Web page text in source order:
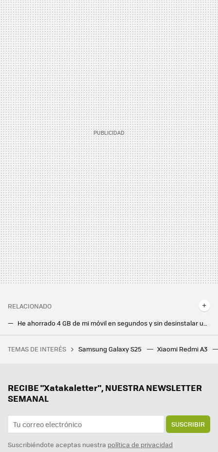
RELACIONADO
He ahorrado 4 GB de mi móvil en segundos y sin desinstalar una sola app. Android 15 tiene la solución
Tu Samsung Galaxy te deja leer los mensajes borrados de WhatsApp, pero primero debes hacer esto
Conseguir un God Pack en Pokémon TCG Pocket es más sencillo de lo que parece, y tras haber probado este truco he conseguido completar el índice de cartas
TEMAS DE INTERÉS Samsung Galaxy S25 Xiaomi Redmi A3
RECIBE "Xatakaletter", NUESTRA NEWSLETTER
SEMANAL
SUSCRIBIR
Suscribiéndote aceptas nuestra política de privacidad